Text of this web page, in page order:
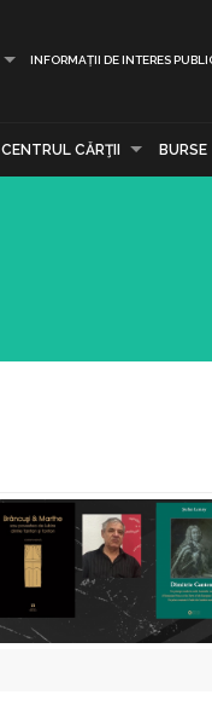
INFORMAȚII DE INTERES
CENTRUL CĂRŢII BURSE